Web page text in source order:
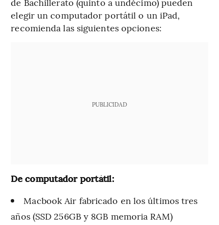
elegir un computador portátil o un iPad,
recomienda las siguientes opciones:
PUBLICIDAD
De computador portátil:
Macbook Air fabricado en los últimos tres
años (SSD 256GB y 8GB memoria RAM)